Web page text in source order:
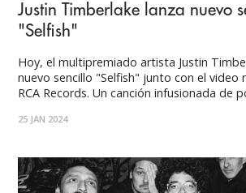
Justin Timberlake lanza nuevo
"Selfish"
Hoy, el multipremiado artista Justin
nuevo sencillo "Selfish" junto con el video
RCA Records. Un canción infusionada de
conmovedoras de las estrellas. Escrita por
25 JAN 2024